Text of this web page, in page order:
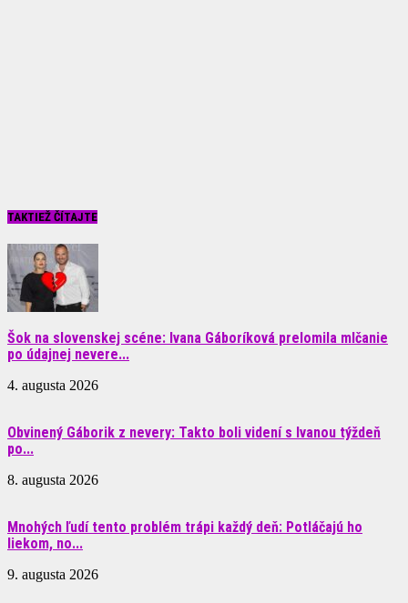
TAKTIEŽ ČÍTAJTE
Šok na slovenskej scéne: Ivana Gáboríková prelomila mlčanie
po údajnej nevere...
4. augusta 2026
Obvinený Gáborik z nevery: Takto boli videní s Ivanou týždeň
po...
8. augusta 2026
Mnohých ľudí tento problém trápi každý deň: Potláčajú ho
liekom, no...
9. augusta 2026